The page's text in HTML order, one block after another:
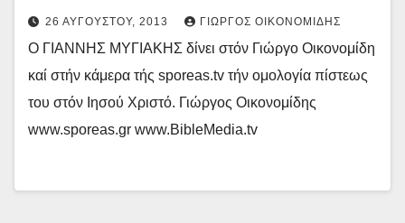
26 ΑΥΓΟΎΣΤΟΥ, 2013 ΓΙΏΡΓΟΣ ΟΙΚΟΝΟΜΊΔΗΣ
O ΓΙΑΝΝΗΣ ΜΥΓΙΑΚΗΣ δίνει στόν Γιώργο Οικονομίδη
καί στήν κάμερα τής sporeas.tv τήν ομολογία πίστεως
του στόν Ιησού Χριστό. Γιώργος Οικονομίδης
www.sporeas.gr www.BibleMedia.tv